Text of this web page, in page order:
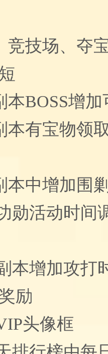
竞技场、夺
本BOSS增
本有宝物领
本中增加围
勋活动时间
本增加攻打
励
头像框